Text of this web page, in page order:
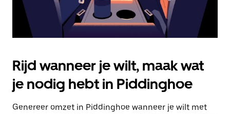
Rijd wanneer je wilt, maak wat
je nodig hebt in Piddinghoe
Genereer omzet in Piddinghoe wanneer je wilt met